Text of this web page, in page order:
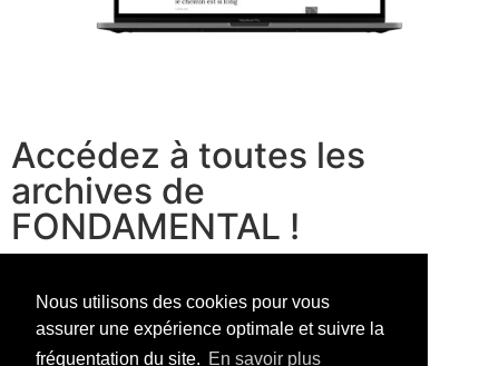
Nous utilisons des cookies pour vous
assurer une expérience optimale et suivre la
fréquentation du site. En savoir plus
Accédez à toutes les
archives de
FONDAMENTAL !